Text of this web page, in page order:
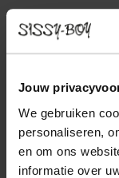
Jouw
We gebruiken
personaliseren,
en om ons
informatie over
- 60%
Paarse jacquard
16.00
Kleuren